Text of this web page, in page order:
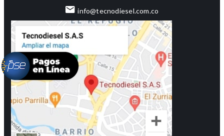
info@tecnodiesel.com.co